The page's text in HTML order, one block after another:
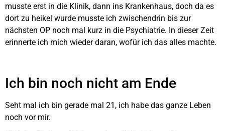
musste erst in die Klinik, dann ins Krankenhaus, doch da es
dort zu heikel wurde musste ich zwischendrin bis zur
nächsten OP noch mal kurz in die Psychiatrie. In dieser Zeit
erinnerte ich mich wieder daran, wofür ich das alles machte.
Ich bin noch nicht am Ende
Seht mal ich bin gerade mal 21, ich habe das ganze Leben
noch vor mir.